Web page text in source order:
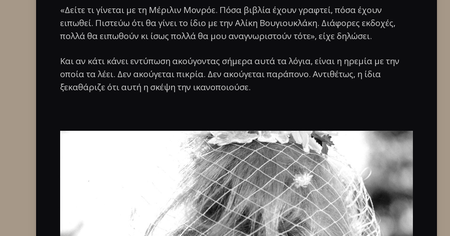
«Δείτε τι γίνεται με τη Μέριλιν Μονρόε. Πόσα βιβλία έχουν γραφτεί, πόσα έχουν
ειπωθεί. Πιστεύω ότι θα γίνει το ίδιο με την Αλίκη Βουγιουκλάκη. Διάφορες εκδοχές,
πολλά θα ειπωθούν κι ίσως πολλά θα μου αναγνωριστούν τότε», είχε δηλώσει.
Και αν κάτι κάνει εντύπωση ακούγοντας σήμερα αυτά τα λόγια, είναι η ηρεμία με την
οποία τα λέει. Δεν ακούγεται πικρία. Δεν ακούγεται παράπονο. Αντιθέτως, η ίδια
ξεκαθάριζε ότι αυτή η σκέψη την ικανοποιούσε.